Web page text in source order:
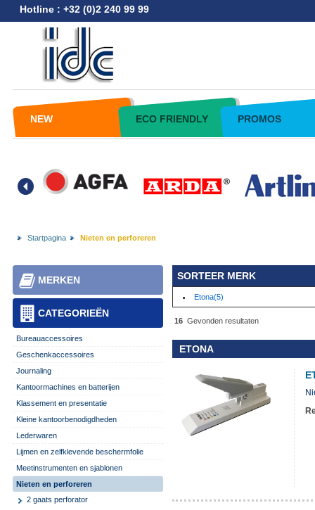
Hotline : +32 (0)2 240 99 99
NEW ECO FRIENDLY PROMOS
Startpagina Nieten en perforeren
CATEGORIEËN
MERKEN
Bureauaccessoires
Geschenkaccessoires
Journaling
Kantoormachines en batterijen
Klassement en presentatie
Kleine kantoorbenodigdheden
Lederwaren
Lijmen en zelfklevende beschermfolie
Meetinstrumenten en sjablonen
Nieten en perforeren
2 gaats perforator
SORTEER MERK
Etona(5)
16 Gevonden resultaten
ETONA